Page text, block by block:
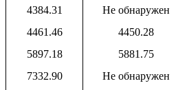
4384.31 Не обнаружен
4461.46 4450.28
5897.18
5881.75
7332.90
Не обнаружен